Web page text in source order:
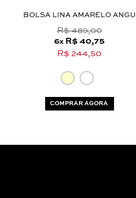
BOLSA LINA AMARELO ANGU
R$ 489,00
6x R$ 40,75
R$ 244,50
COMPRAR AGORA